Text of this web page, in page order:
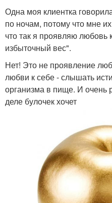
Одна моя клиентка
по ночам, потому что мне
что так я проявляю любовь
избыточный вес".
Нет! Это не проявление
любви к себе - слышать
организма в пище. И очень
деле булочек хочет